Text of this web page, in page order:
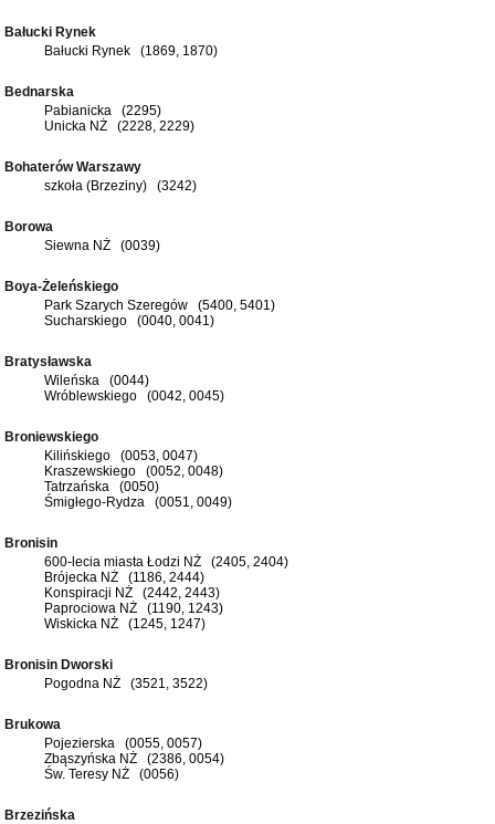
Bałucki Rynek
Bałucki Rynek (1869, 1870)
Bednarska
Pabianicka (2295)
Unicka NŻ (2228, 2229)
Bohaterów Warszawy
szkoła (Brzeziny) (3242)
Borowa
Siewna NŻ (0039)
Boya-Żeleńskiego
Park Szarych Szeregów (5400, 5401)
Sucharskiego (0040, 0041)
Bratysławska
Wileńska (0044)
Wróblewskiego (0042, 0045)
Broniewskiego
Kilińskiego (0053, 0047)
Kraszewskiego (0052, 0048)
Tatrzańska (0050)
Śmigłego-Rydza (0051, 0049)
Bronisin
600-lecia miasta Łodzi NŻ (2405, 2404)
Brójecka NŻ (1186, 2444)
Konspiracji NŻ (2442, 2443)
Paprociowa NŻ (1190, 1243)
Wiskicka NŻ (1245, 1247)
Bronisin Dworski
Pogodna NŻ (3521, 3522)
Brukowa
Pojezierska (0055, 0057)
Zbąszyńska NŻ (2386, 0054)
Św. Teresy NŻ (0056)
Brzezińska